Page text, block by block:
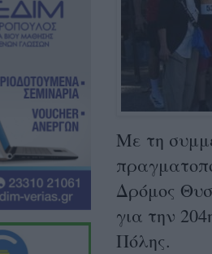
Με τη
Δρόμος
για την
Πόλης.